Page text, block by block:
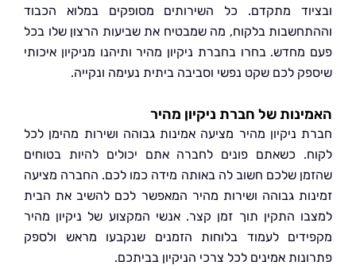
מתקדם. כל השירותים מסופקים במלוא הכבוד
בלקוח, מה שמבטיח את שביעות הרצון שלו בכל
בחרו בחברת ניקיון מהיר ותיהנו מניקיון איכותי
לכם שקט נפשי וסביבה ביתית נעימה ונקייה.
של חברת ניקיון מהיר
ניקיון מהיר מציעה אמינות גבוהה ושירות מהימן לכל
כשאתם פונים לחברה אתם יכולים להיות בטוחים
שלכם חשוב לה באותה מידה כמו לכם. החברה מציעה
גבוהה ושירות מהיר המאפשר לכם להשיב את הבית
התקין תוך זמן קצר. אנשי המקצוע של ניקיון מהיר
לעמוד בלוחות הזמנים שנקבעו מראש ולספק
אמינים לכל צרכי הניקיון בביתכם.